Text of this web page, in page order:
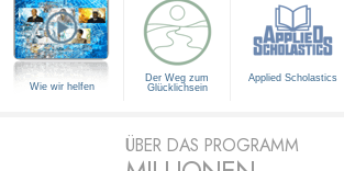
Wie wir helfen
Der Weg zum
Glücklichsein
Applied Scholastics
ÜBER DAS PROGRAMM